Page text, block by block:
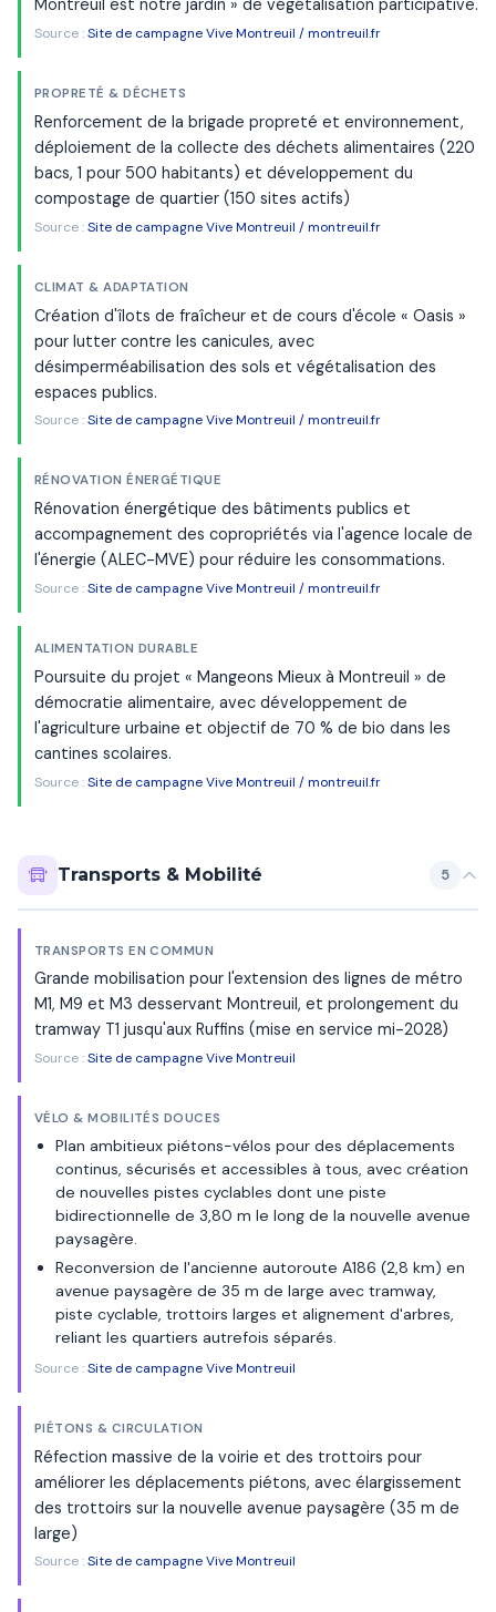
Montreuil est notre jardin » de végétalisation participative.
Source :Site de campagne Vive Montreuil / montreuil.fr
PROPRETÉ & DÉCHETS
Renforcement de la brigade propreté et environnement,
déploiement de la collecte des déchets alimentaires (220
bacs, 1 pour 500 habitants) et développement du
compostage de quartier (150 sites actifs)
Source :Site de campagne Vive Montreuil / montreuil.fr
CLIMAT & ADAPTATION
Création d'îlots de fraîcheur et de cours d'école « Oasis »
pour lutter contre les canicules, avec
désimperméabilisation des sols et végétalisation des
espaces publics.
Source :Site de campagne Vive Montreuil / montreuil.fr
RÉNOVATION ÉNERGÉTIQUE
Rénovation énergétique des bâtiments publics et
accompagnement des copropriétés via l'agence locale de
l'énergie (ALEC-MVE) pour réduire les consommations.
Source :Site de campagne Vive Montreuil / montreuil.fr
ALIMENTATION DURABLE
Poursuite du projet « Mangeons Mieux à Montreuil » de
démocratie alimentaire, avec développement de
l'agriculture urbaine et objectif de 70 % de bio dans les
cantines scolaires.
Source :Site de campagne Vive Montreuil / montreuil.fr
Transports & Mobilité 5
TRANSPORTS EN COMMUN
Grande mobilisation pour l'extension des lignes de métro
M1, M9 et M3 desservant Montreuil, et prolongement du
tramway T1 jusqu'aux Ruffins (mise en service mi-2028)
Source :Site de campagne Vive Montreuil
VÉLO & MOBILITÉS DOUCES
Plan ambitieux piétons-vélos pour des déplacements
continus, sécurisés et accessibles à tous, avec création
de nouvelles pistes cyclables dont une piste
bidirectionnelle de 3,80 m le long de la nouvelle avenue
paysagère.
Reconversion de l'ancienne autoroute A186 (2,8 km) en
avenue paysagère de 35 m de large avec tramway,
piste cyclable, trottoirs larges et alignement d'arbres,
reliant les quartiers autrefois séparés.
Source :Site de campagne Vive Montreuil
PIÉTONS & CIRCULATION
Réfection massive de la voirie et des trottoirs pour
améliorer les déplacements piétons, avec élargissement
des trottoirs sur la nouvelle avenue paysagère (35 m de
large)
Source :Site de campagne Vive Montreuil